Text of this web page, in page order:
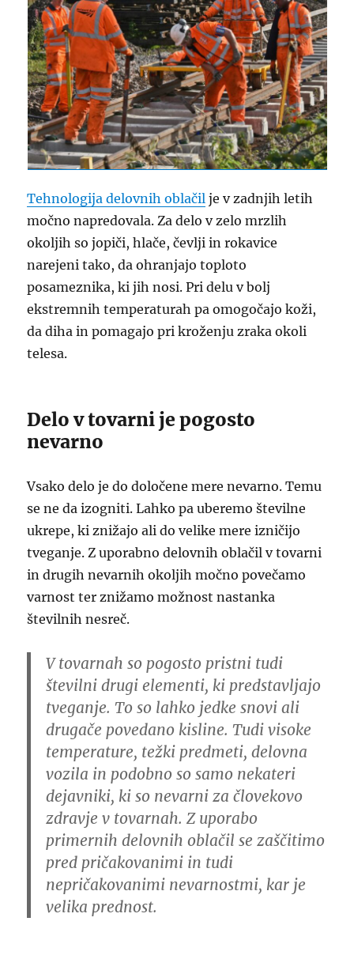
Tehnologija delovnih oblačil je v zadnjih letih
močno napredovala. Za delo v zelo mrzlih
okoljih so jopiči, hlače, čevlji in rokavice
narejeni tako, da ohranjajo toploto
posameznika, ki jih nosi. Pri delu v bolj
ekstremnih temperaturah pa omogočajo koži,
da diha in pomagajo pri kroženju zraka okoli
telesa.
Delo v tovarni je pogosto
nevarno
Vsako delo je do določene mere nevarno. Temu
se ne da izogniti. Lahko pa uberemo številne
ukrepe, ki znižajo ali do velike mere izničijo
tveganje. Z uporabno delovnih oblačil v tovarni
in drugih nevarnih okoljih močno povečamo
varnost ter znižamo možnost nastanka
številnih nesreč.
V tovarnah so pogosto pristni tudi
številni drugi elementi, ki predstavljajo
tveganje. To so lahko jedke snovi ali
drugače povedano kisline. Tudi visoke
temperature, težki predmeti, delovna
vozila in podobno so samo nekateri
dejavniki, ki so nevarni za človekovo
zdravje v tovarnah. Z uporabo
primernih delovnih oblačil se zaščitimo
pred pričakovanimi in tudi
nepričakovanimi nevarnostmi, kar je
velika prednost.